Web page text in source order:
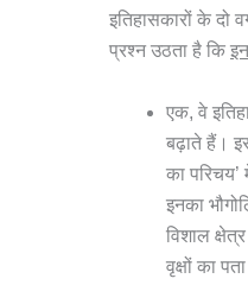
इतिहासकारों के दो
प्रश्न उठता है कि
एक, वे
बढ़ाते हैं।
का
इनका
विशाल
वृक्षों का